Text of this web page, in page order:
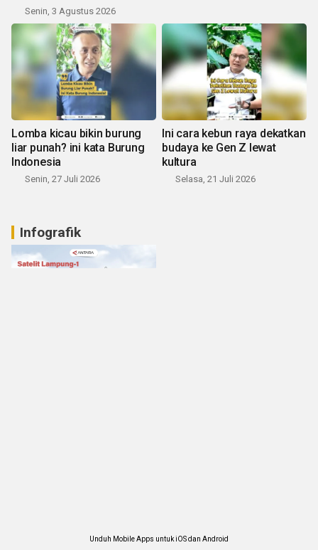
Senin, 3 Agustus 2026
Lomba kicau bikin burung
liar punah? ini kata Burung
Indonesia
Senin, 27 Juli 2026
Ini cara kebun raya dekatkan
budaya ke Gen Z lewat
kultura
Selasa, 21 Juli 2026
Infografik
Unduh Mobile Apps untuk iOS dan Android